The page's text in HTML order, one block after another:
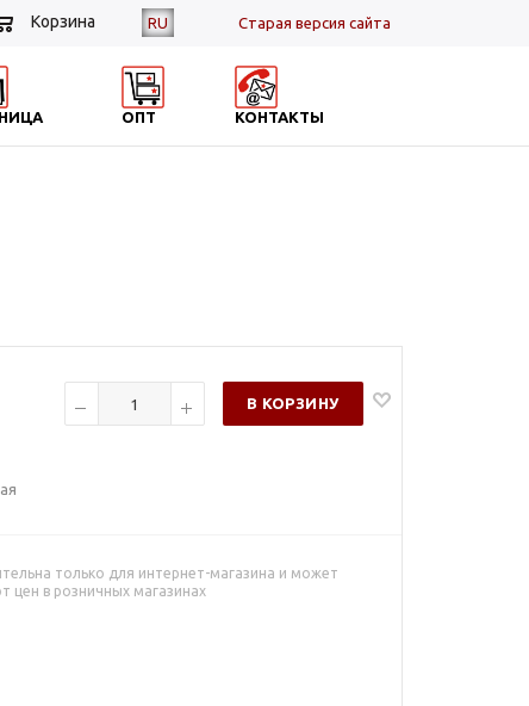
RU Cтарая версия сайта
Корзина
ОПТ КОНТАКТЫ
В КОРЗИНУ
только для интернет-магазина и может
цен в розничных магазинах